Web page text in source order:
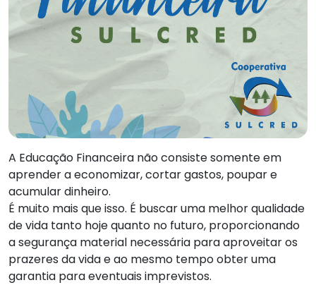
A Educação Financeira não consiste somente em
aprender a economizar, cortar gastos, poupar e
acumular dinheiro.
É muito mais que isso. É buscar uma melhor qualidade
de vida tanto hoje quanto no futuro, proporcionando
a segurança material necessária para aproveitar os
prazeres da vida e ao mesmo tempo obter uma
garantia para eventuais imprevistos.